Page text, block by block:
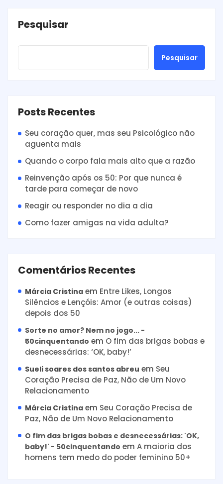
Pesquisar
Pesquisar
Posts Recentes
Seu coração quer, mas seu Psicológico não
aguenta mais
Quando o corpo fala mais alto que a razão
Reinvenção após os 50: Por que nunca é
tarde para começar de novo
Reagir ou responder no dia a dia
Como fazer amigas na vida adulta?
Comentários Recentes
Márcia Cristina em Entre Likes, Longos
Silêncios e Lençóis: Amor (e outras coisas)
depois dos 50
Sorte no amor? Nem no jogo... -
50cinquentando em O fim das brigas bobas e
desnecessárias: ‘OK, baby!’
Sueli soares dos santos abreu em Seu
Coração Precisa de Paz, Não de Um Novo
Relacionamento
Márcia Cristina em Seu Coração Precisa de
Paz, Não de Um Novo Relacionamento
O fim das brigas bobas e desnecessárias: 'OK,
baby!' - 50cinquentando em A maioria dos
homens tem medo do poder feminino 50+